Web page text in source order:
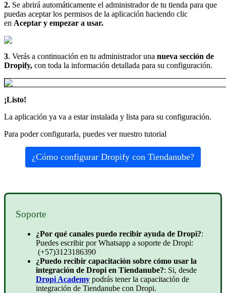
2. Se abrirá automáticamente el administrador de tu tienda para que
puedas aceptar los permisos de la aplicación haciendo clic
en Aceptar y empezar a usar.
3. Verás a continuación en tu administrador una nueva sección de
Dropify, con toda la información detallada para su configuración.
¡Listo!
La aplicación ya va a estar instalada y lista para su configuración.
Para poder configurarla, puedes ver nuestro tutorial
¿Cómo configurar Dropify con Tiendanube?
Soporte
¿Por qué canales puedo recibir ayuda de Dropi?:
Puedes escribir por Whatsapp a soporte de Dropi:
(+57)3123186390
¿Puedo recibir capacitación sobre cómo usar la
integración de Dropi en Tiendanube?: Si, desde
Dropi Academy podrás tener la capacitación de
integración de Tiendanube con Dropi.